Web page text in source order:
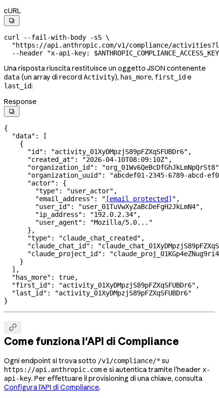
cURL

curl --fail-with-body -sS \
"https://api.anthropic.com/v1/compliance/
  --header
"x-api-key: $ANTHROPIC_COMPLIANCE_ACCESS_KEY
Una risposta riuscita restituisce un oggetto JSON contenente
data (un array di record Activity), has_more, first_id e
last_id:
Response

{
  "data"
: [
    {
      "id"
: "activity_01XyDMpzjS89pFZXqSFUBDr6" ,
      "created_at"
: "2026-04-10T08:09:10Z" ,
      "organization_id"
:
"org_01Wv6QeBcDfGhJkLmNpQrSt8"
      "organization_uuid"
:
"abcdef01-2345-6789-abcd-
      "actor"
: {
        "type"
: "user_actor" ,
        "email_address"
: " [email protected] " ,
        "user_id"
: "user_01TuVwXyZaBcDeFgH2JkLmN4" ,
        "ip_address"
: "192.0.2.34" ,
        "user_agent"
:
"Mozilla/5.0..."
      },
      "type"
: "claude_chat_created" ,
      "claude_chat_id"
:
      "claude_project_id"
:
    }
  ],
  "has_more"
: true,
  "first_id"
: "activity_01XyDMpzjS89pFZXqSFUBDr6" ,
  "last_id"
:
"activity_01XyDMpzjS89pFZXqSFUBDr6"
}

Come funziona l'API di Compliance
Ogni endpoint si trova sotto /v1/compliance/*su
https://api.anthropic.come si autentica tramite l'header x-
api-key. Per effettuare il provisioning di una chiave, consulta
Configura l'API di Compliance.